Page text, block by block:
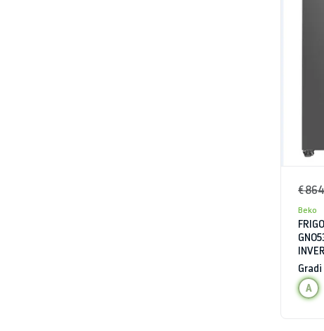
€
Beko
A